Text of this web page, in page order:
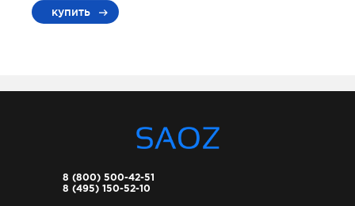
купить
8 (800) 500-42-51
8 (495) 150-52-10